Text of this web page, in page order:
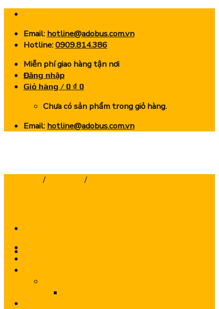
Skip
contentEmail: hotline@adobus.com.vn
Hotline:0909.814.386
Miễn phí giao hàng tận nơi
Đăng nhập
Giỏ hàng / 0 ₫ 0
Chưa có sản phẩm trong giỏ hàng.
Email: hotline@adobus.com.vn
/ /